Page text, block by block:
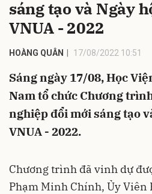
sáng tạo và Ngày
VNUA - 2022
HOÀNG QUÂN 17/08/2022 10:51
Sáng ngày 17/08, Học
Nam tổ chức Chương
nghiệp đổi mới sáng tạo
VNUA - 2022.
Chương trình đã vinh dự
Phạm Minh Chính, Ủy Viên